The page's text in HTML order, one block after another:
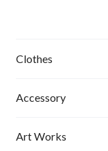
Clothes
Mens
Ladies
Accessory
Art Works